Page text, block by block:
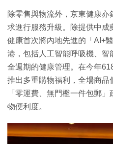
除零售與物流外，京東健康
求進行服務升級。除提供中
健康首次將內地先進的「AI+
港，包括人工智能呼吸機、
全週期的健康管理。在今年
推出多重購物福利，全場商
「零運費、無門檻一件包郵
物便利度。